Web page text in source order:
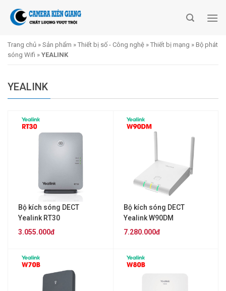
Trang chủ » Sản phẩm » Thiết bị số - Công nghệ » Thiết bị mạng » Bộ phát
sóng Wifi » YEALINK
YEALINK
Bộ kích sóng DECT
Yealink RT30
3.055.000đ
Bộ kích sóng DECT
Yealink W90DM
7.280.000đ